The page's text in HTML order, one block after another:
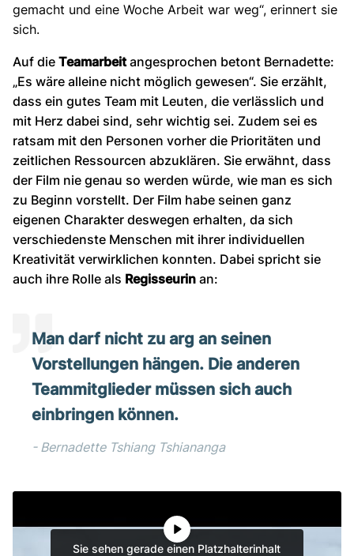
gemacht und eine Woche Arbeit war weg“, erinnert sie
sich.
Auf die Teamarbeit angesprochen betont Bernadette:
„Es wäre alleine nicht möglich gewesen“. Sie erzählt,
dass ein gutes Team mit Leuten, die verlässlich und
mit Herz dabei sind, sehr wichtig sei. Zudem sei es
ratsam mit den Personen vorher die Prioritäten und
zeitlichen Ressourcen abzuklären. Sie erwähnt, dass
der Film nie genau so werden würde, wie man es sich
zu Beginn vorstellt. Der Film habe seinen ganz
eigenen Charakter deswegen erhalten, da sich
verschiedenste Menschen mit ihrer individuellen
Kreativität verwirklichen konnten. Dabei spricht sie
auch ihre Rolle als Regisseurin an:
Man darf nicht zu arg an seinen
Vorstellungen hängen. Die anderen
Teammitglieder müssen sich auch
einbringen können.
Bernadette Tshiang Tshiananga
Sie sehen gerade einen Platzhalterinhalt